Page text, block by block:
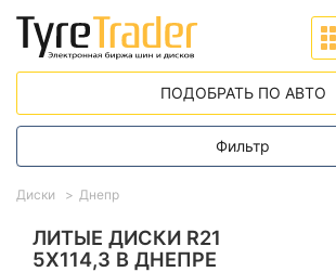
ЛИТЫЕ ДИСКИ R21
5X114,3 В ДНЕПРЕ
Диски Днепр
ПОДОБРАТЬ ПО АВТО
Фильтр
Диапазон цен
от